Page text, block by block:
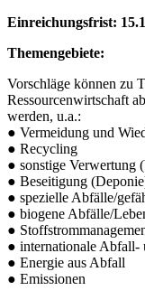
Einreichungsfrist:
Themengebiete:
Vorschläge können zu
Ressourcenwirtschaft
werden, u.a.:
● Vermeidung und
● Recycling
● sonstige Verwertung
● Beseitigung
● spezielle Abfälle/
● biogene Abfälle/
●
● internationale Abfall-
● Energie aus Abfall
● Emissionen